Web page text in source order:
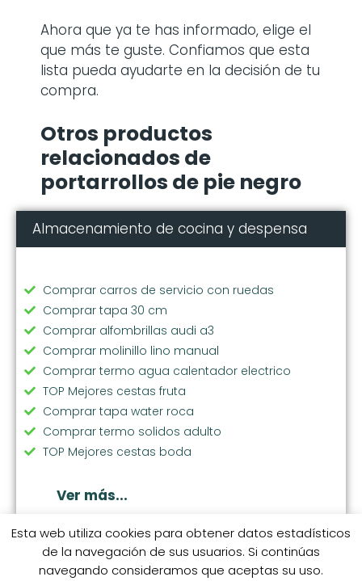
Ahora que ya te has informado, elige el
que más te guste. Confiamos que esta
lista pueda ayudarte en la decisión de tu
compra.
Otros productos
relacionados de
portarrollos de pie negro
Almacenamiento de cocina y despensa
Comprar carros de servicio con ruedas
Comprar tapa 30 cm
Comprar alfombrillas audi a3
Comprar molinillo lino manual
Comprar termo agua calentador electrico
TOP Mejores cestas fruta
Comprar tapa water roca
Comprar termo solidos adulto
TOP Mejores cestas boda
Comprar papelera 12l
TOP Mejores cestas juguetes infantil
Comprar cestas de la compra de plastico de
colores
Ver más...
© 2026 coleccionhogarhome.com. S.M. Categorías S.M. 1
Esta web utiliza cookies para obtener datos estadísticos
de la navegación de sus usuarios. Si continúas
navegando consideramos que aceptas su uso.